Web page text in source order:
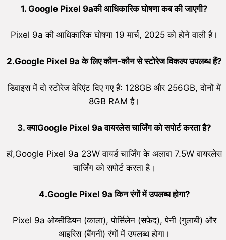
1. Google Pixel 9aकी आधिकारिक घोषणा कब की जाएगी?
Pixel 9a की आधिकारिक घोषणा 19 मार्च, 2025 को होने वाली है।
2.Google Pixel 9a के लिए कौन-कौन से स्टोरेज विकल्प उपलब्ध हैं?
डिवाइस में दो स्टोरेज वेरिएंट दिए गए हैं: 128GB और 256GB, दोनों में
8GB RAM है।
3. क्याGoogle Pixel 9a वायरलेस चार्जिंग को सपोर्ट करता है?
हां,Google Pixel 9a 23W वायर्ड चार्जिंग के अलावा 7.5W वायरलेस
चार्जिंग को सपोर्ट करता है।
4.Google Pixel 9a किन रंगों में उपलब्ध होगा?
Pixel 9a ओब्सीडियन (काला), पोर्सिलेन (सफ़ेद), पेनी (गुलाबी) और
आइरिस (बैंगनी) रंगों में उपलब्ध होगा।